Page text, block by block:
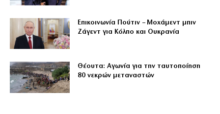
Επικοινωνία Πούτιν – Μοχάμεντ μπιν
Ζάγεντ για Κόλπο και Ουκρανία
Θέουτα: Αγωνία για την ταυτοποίηση
80 νεκρών μεταναστών